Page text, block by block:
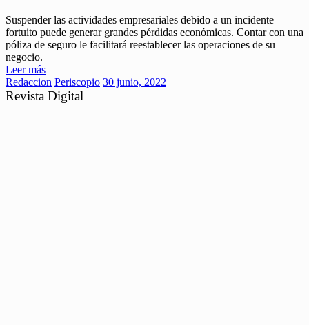
Suspender las actividades empresariales debido a un incidente
fortuito puede generar grandes pérdidas económicas. Contar con una
póliza de seguro le facilitará reestablecer las operaciones de su
negocio.
Leer más
Redaccion Periscopio 30 junio, 2022
Revista Digital